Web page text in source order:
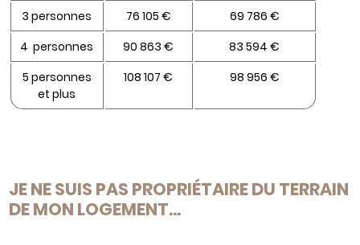
3 personnes
76 105 €
69 786 €
4 personnes
90 863 €
83 594 €
5 personnes
et plus
108 107 € 98 956 €
JE NE SUIS PAS PROPRIÉTAIRE DU TERRAIN
DE MON LOGEMENT…